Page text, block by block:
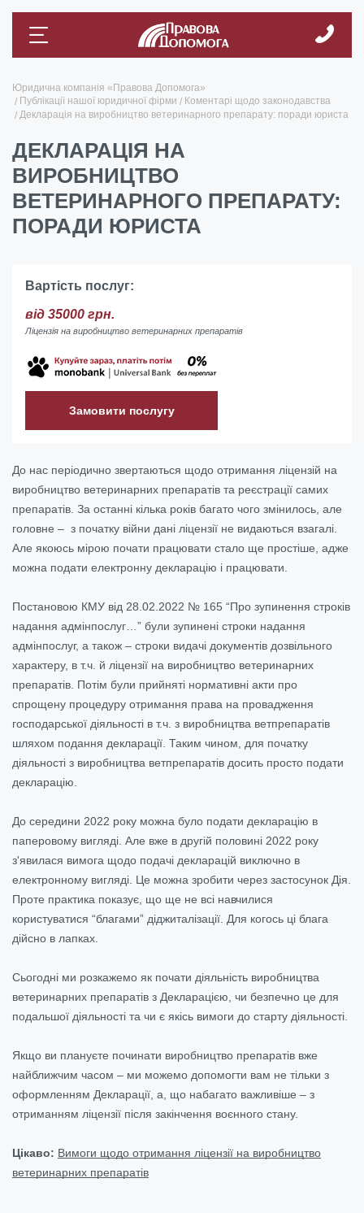
Юридична компанія «Правова Допомога»
Публікації нашої юридичної фірми
Коментарі щодо законодавства
Декларація на виробництво ветеринарного препарату: поради юриста
ДЕКЛАРАЦІЯ НА
ВИРОБНИЦТВО
ВЕТЕРИНАРНОГО ПРЕПАРАТУ:
ПОРАДИ ЮРИСТА
Вартість послуг:
від 35000 грн.
Ліцензія на виробництво ветеринарних препаратів
Замовити послугу
До нас періодично звертаються щодо отримання ліцензій на
виробництво ветеринарних препаратів та реєстрації самих
препаратів. За останні кілька років багато чого змінилось, але
головне – з початку війни дані ліцензії не видаються взагалі.
Але якоюсь мірою почати працювати стало ще простіше, адже
можна подати електронну декларацію і працювати.
Постановою КМУ від 28.02.2022 № 165 “Про зупинення строків
надання адмінпослуг…” були зупинені строки надання
адмінпослуг, а також – строки видачі документів дозвільного
характеру, в т.ч. й ліцензії на виробництво ветеринарних
препаратів. Потім були прийняті нормативні акти про
спрощену процедуру отримання права на провадження
господарської діяльності в т.ч. з виробництва ветпрепаратів
шляхом подання декларації. Таким чином, для початку
діяльності з виробництва ветпрепаратів досить просто подати
декларацію.
До середини 2022 року можна було подати декларацію в
паперовому вигляді. Але вже в другій половині 2022 року
з'явилася вимога щодо подачі декларацій виключно в
електронному вигляді. Це можна зробити через застосунок Дія.
Проте практика показує, що ще не всі навчилися
користуватися “благами” діджиталізації. Для когось ці блага
дійсно в лапках.
Сьогодні ми розкажемо як почати діяльність виробництва
ветеринарних препаратів з Декларацією, чи безпечно це для
подальшої діяльності та чи є якісь вимоги до старту діяльності.
Якщо ви плануєте починати виробництво препаратів вже
найближчим часом – ми можемо допомогти вам не тільки з
оформленням Декларації, а, що набагато важливіше – з
отриманням ліцензії після закінчення воєнного стану.
Цікаво: Вимоги щодо отримання ліцензії на виробництво
ветеринарних препаратів